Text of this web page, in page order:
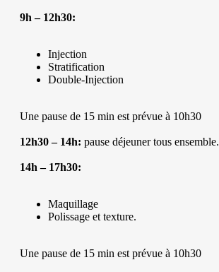
9h – 12h30:
Injection
Stratification
Double-Injection
Une pause de 15 min est prévue à 10h30
12h30 – 14h: pause déjeuner tous ensemble.
14h – 17h30:
Maquillage
Polissage et texture.
Une pause de 15 min est prévue à 10h30